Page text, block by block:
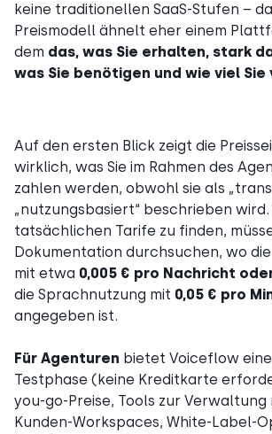
keine traditionellen SaaS-Stufen –
Preismodell ähnelt eher einem
dem das, was Sie erhalten, stark
was Sie benötigen und wie viel Sie
Auf den ersten Blick zeigt die
wirklich, was Sie im Rahmen des
zahlen werden, obwohl sie als
„nutzungsbasiert“ beschrieben wird.
tatsächlichen Tarife zu finden,
Dokumentation durchsuchen, wo
mit etwa 0,005 € pro Nachricht
die Sprachnutzung mit 0,05 € pro
angegeben ist.
Für Agenturen bietet Voiceflow
Testphase (keine Kreditkarte
you-go-Preise, Tools zur
Kunden-Workspaces, White-Label-